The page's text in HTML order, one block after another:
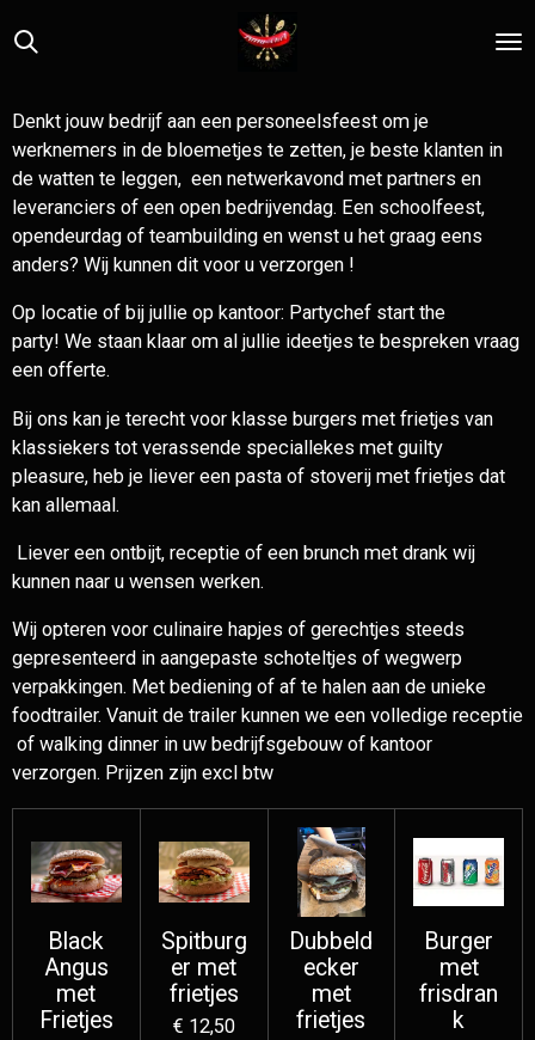
Ga
direct
de
hoofdinhoud
Denkt jouw bedrijf aan een personeelsfeest om je
werknemers in de bloemetjes te zetten, je beste klanten in
de watten te leggen, een netwerkavond met partners en
leveranciers of een open bedrijvendag. Een schoolfeest,
opendeurdag of teambuilding en wenst u het graag eens
anders? Wij kunnen dit voor u verzorgen !
Op locatie of bij jullie op kantoor: Partychef start the
party! We staan klaar om al jullie ideetjes te bespreken vraag
een offerte.
Bij ons kan je terecht voor klasse burgers met frietjes van
klassiekers tot verassende speciallekes met guilty
pleasure, heb je liever een pasta of stoverij met frietjes dat
kan allemaal.
Liever een ontbijt, receptie of een brunch met drank wij
kunnen naar u wensen werken.
Wij opteren voor culinaire hapjes of gerechtjes steeds
gepresenteerd in aangepaste schoteltjes of wegwerp
verpakkingen. Met bediening of af te halen aan de unieke
foodtrailer. Vanuit de trailer kunnen we een volledige receptie
of walking dinner in uw bedrijfsgebouw of kantoor
verzorgen. Prijzen zijn excl btw
Black
Angus
met
Frietjes
Spitburg
er met
frietjes
€ 12,50
Dubbeld
ecker
met
frietjes
Burger
met
frisdran
k